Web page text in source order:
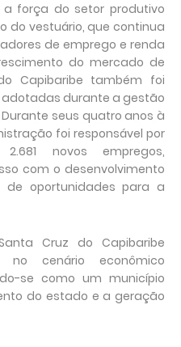
força do setor produtivo
do vestuário, que continua
de emprego e renda
do mercado de
Capibaribe também foi
durante a gestão
seus quatro anos à
foi responsável por
novos empregos,
com o desenvolvimento
oportunidades para a
Cruz do Capibaribe
no cenário econômico
se como um município
do estado e a geração